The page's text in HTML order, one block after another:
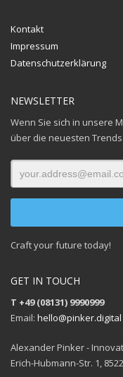
Kontakt
Impressum
Datenschutzerklärung
NEWSLETTER
Wenn Sie sich in unsere
über die neuesten
Craft your future today!
GET IN TOUCH
T +49 (08131) 9990999
Email: hello@pinker.digital
Alexander Pinker -
Erich-Hubmann-Str. 1,